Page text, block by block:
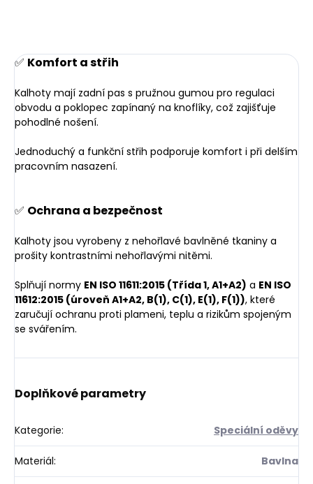
✅ Komfort a střih
Kalhoty mají zadní pas s pružnou gumou pro regulaci
obvodu a poklopec zapínaný na knoflíky, což zajišťuje
pohodlné nošení.
Jednoduchý a funkční střih podporuje komfort i při delším
pracovním nasazení.
✅ Ochrana a bezpečnost
Kalhoty jsou vyrobeny z nehořlavé bavlněné tkaniny a
prošity kontrastními nehořlavými nitěmi.
Splňují normy EN ISO 11611:2015 (Třída 1, A1+A2) a EN ISO
11612:2015 (úroveň A1+A2, B(1), C(1), E(1), F(1)), které
zaručují ochranu proti plameni, teplu a rizikům spojeným
se svářením.
Doplňkové parametry
Kategorie: Speciální oděvy
Materiál: Bavlna